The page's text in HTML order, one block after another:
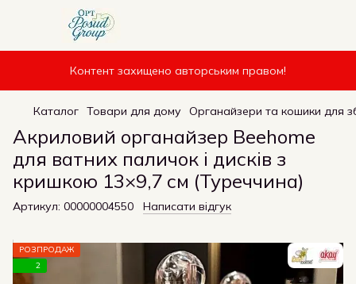
Контент захищено авторським правом!
Каталог Товари для дому Органайзери та кошики для
Акриловий органайзер Beehome
для ватних паличок і дисків з
кришкою 13×9,7 см (Туреччина)
Артикул: 00000004550 Написати відгук
РОЗПРОДАЖ
2